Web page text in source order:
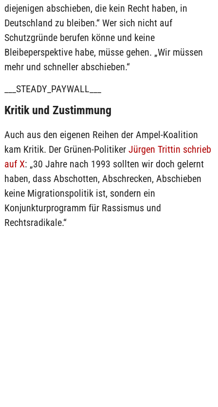
diejenigen abschieben, die kein Recht haben, in
Deutschland zu bleiben.“ Wer sich nicht auf
Schutzgründe berufen könne und keine
Bleibeperspektive habe, müsse gehen. „Wir müssen
mehr und schneller abschieben.“
___STEADY_PAYWALL___
Kritik und Zustimmung
Auch aus den eigenen Reihen der Ampel-Koalition
kam Kritik. Der Grünen-Politiker Jürgen Trittin schrieb
auf X: „30 Jahre nach 1993 sollten wir doch gelernt
haben, dass Abschotten, Abschrecken, Abschieben
keine Migrationspolitik ist, sondern ein
Konjunkturprogramm für Rassismus und
Rechtsradikale.“